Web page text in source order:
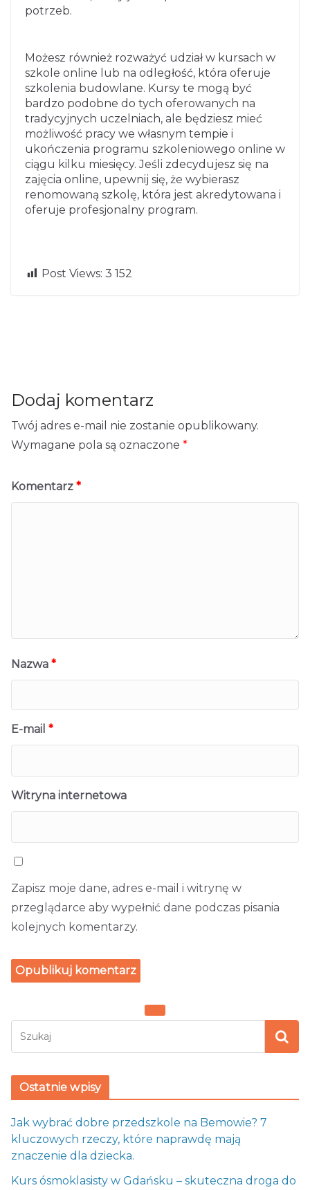
potrzeb.
Możesz również rozważyć udział w kursach w
szkole online lub na odległość, która oferuje
szkolenia budowlane. Kursy te mogą być
bardzo podobne do tych oferowanych na
tradycyjnych uczelniach, ale będziesz mieć
możliwość pracy we własnym tempie i
ukończenia programu szkoleniowego online w
ciągu kilku miesięcy. Jeśli zdecydujesz się na
zajęcia online, upewnij się, że wybierasz
renomowaną szkolę, która jest akredytowana i
oferuje profesjonalny program.
Post Views: 3 152
← Pr Szkolenia za
NCzy potrzebujes
Dodaj komentarz
Twój adres e-mail nie zostanie opublikowany.
Wymagane pola są oznaczone *
Komentarz *
Nazwa *
E-mail *
Witryna internetowa
Zapisz moje dane, adres e-mail i witrynę w
przeglądarce aby wypełnić dane podczas pisania
kolejnych komentarzy.
Ostatnie wpisy
Jak wybrać dobre przedszkole na Bemowie? 7
kluczowych rzeczy, które naprawdę mają
znaczenie dla dziecka.
Kurs ósmoklasisty w Gdańsku – skuteczna droga do